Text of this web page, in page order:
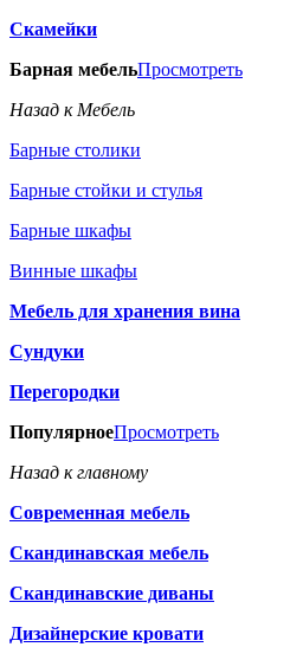
Скамейки
Барная мебельПросмотреть
Назад к Мебель
Барные столики
Барные стойки и стулья
Барные шкафы
Винные шкафы
Мебель для хранения вина
Сундуки
Перегородки
ПопулярноеПросмотреть
Назад к главному
Современная мебель
Скандинавская мебель
Скандинавские диваны
Дизайнерские кровати